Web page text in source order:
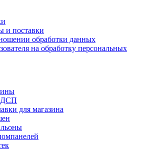
и поставки
обработки данных
на обработку персональных
для магазина